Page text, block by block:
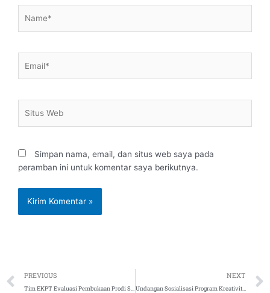
Web
Simpan nama, email, dan situs web saya pada
peramban ini untuk komentar saya berikutnya.
Prev
PREVIOUS
Tim EKPT Evaluasi Pembukaan Prodi S-3 Akuntansi UKSW
NEXT
Undangan Sosialisasi Program Kreativitas Mahasiswa (PKM) Vokasi Tahun 2021